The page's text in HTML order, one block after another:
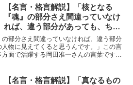
【名言・格言解説】「核となる
『魂』の部分さえ間違っていなけ
れば、違う部分があっても、ちゃ
んとその人物に見えてくると思う
んです。」by 岡田准一の深い意
味と得られる教訓
部分さえ間違っていなければ、違う部分
物に見えてくると思うんです。」この言
面で活躍する岡田准一さんの言葉です。
【名言・格言解説】「真なるもの